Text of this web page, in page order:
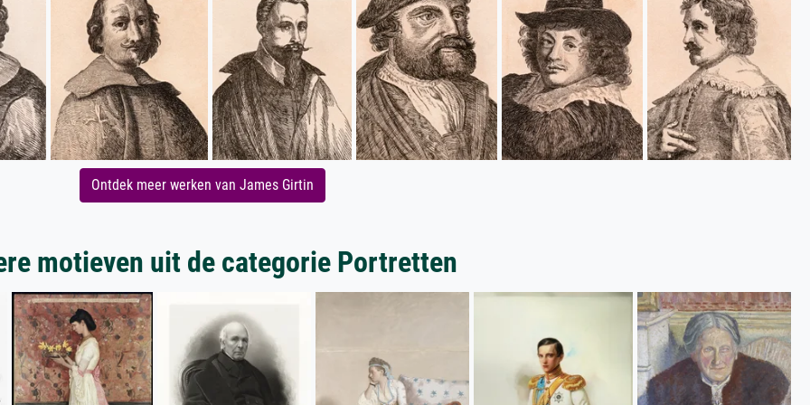
Ontdek meer werken van James Girtin
motieven uit de categorie Portretten